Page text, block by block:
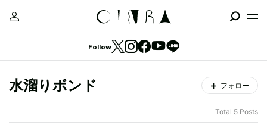
Follow
水溜りボンド フォロー
Total 5 Posts